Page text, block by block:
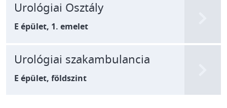
Urológiai Osztály
E épület, 1. emelet
Urológiai szakambulancia
E épület, földszint